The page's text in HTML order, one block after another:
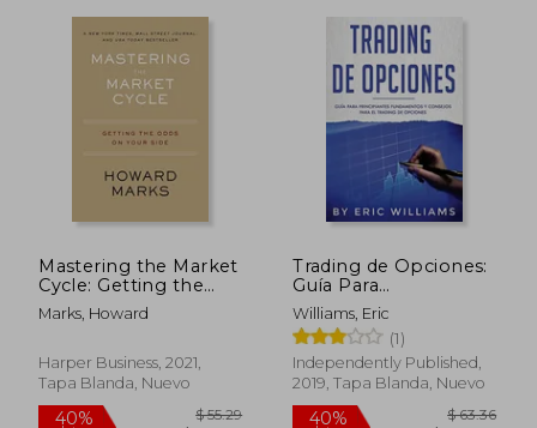
dcto. $ 25.72
Mastering the Market
Cycle: Getting the
Odds on Your Side
(en Inglés)
Marks, Howard
Harper Business, 2021,
Tapa Blanda, Nuevo
Trading de Opciones:
Guía Para
Principiantes
Fundamentos y
Consejos Para el
Trading de Opciones
(Libro en Español
Williams, Eric
(1)
Independently Published,
2019, Tapa Blanda, Nuevo